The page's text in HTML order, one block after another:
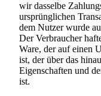
wir dasselbe
ursprünglichen
dem Nutzer wurde
Der Verbraucher
Ware, der auf einen
ist, der über das
Eigenschaften und
ist.